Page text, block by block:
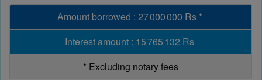
Amount borrowed : 27 000 000 Rs*
Interest amount : 15 765 132 Rs
* Excluding notary fees